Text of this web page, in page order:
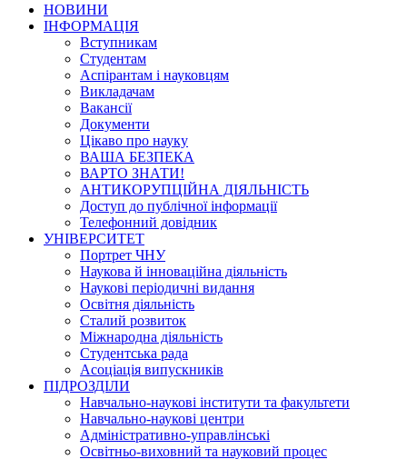
НОВИНИ
ІНФОРМАЦІЯ
Вступникам
Студентам
Аспірантам і науковцям
Викладачам
Вакансії
Документи
Цікаво про науку
ВАША БЕЗПЕКА
ВАРТО ЗНАТИ!
АНТИКОРУПЦІЙНА ДІЯЛЬНІСТЬ
Доступ до публічної інформації
Телефонний довідник
УНІВЕРСИТЕТ
Портрет ЧНУ
Наукова й інноваційна діяльність
Наукові періодичні видання
Освітня діяльність
Сталий розвиток
Міжнародна діяльність
Студентська рада
Асоціація випускників
ПІДРОЗДІЛИ
Навчально-наукові інститути та факультети
Навчально-наукові центри
Адміністративно-управлінські
Освітньо-виховний та науковий процес